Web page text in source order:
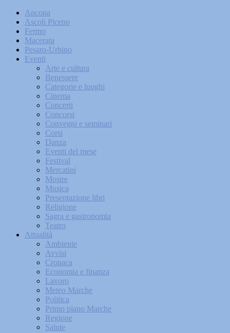
Ancona
Ascoli Piceno
Fermo
Macerata
Pesaro-Urbino
Eventi
Arte e cultura
Benessere
Categorie e luoghi
Cinema
Concerti
Concorsi
Convegni e seminari
Corsi
Danza
Eventi del mese
Festival
Mercatini
Mostre
Musica
Presentazione libri
Religione
Sagra e gastronomia
Teatro
Attualità
Ambiente
Avvisi
Cronaca
Economia e finanza
Lavoro
Meteo Marche
Politica
Primo piano Marche
Regione
Salute